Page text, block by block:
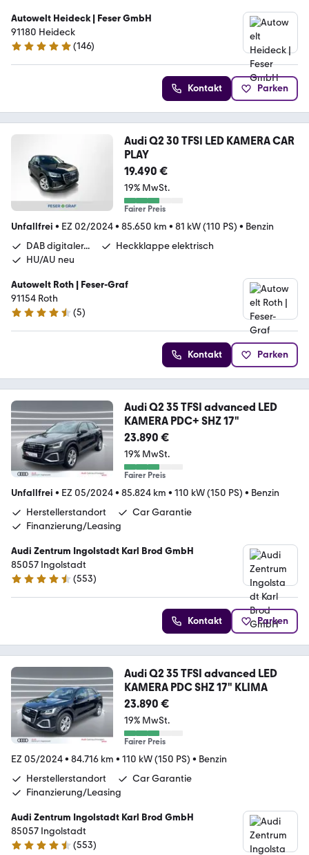
Autowelt Heideck | Feser GmbH
91180 Heideck
4.8 Sterne
(146)
Kontakt Parken
Audi Q2 30 TFSI LED KAMERA CAR
PLAY
19.490 €
19% MwSt.
Fairer Preis
Unfallfrei • EZ 02/2024• 85.650 km • 81 kW (110 PS) • Benzin
DAB digitaler...
Heckklappe elektrisch
HU/AU neu
Autowelt Roth | Feser-Graf
91154 Roth
4.4 Sterne
(5)
Kontakt Parken
Audi Q2 35 TFSI advanced LED
KAMERA PDC+ SHZ 17"
23.890 €
19% MwSt.
Fairer Preis
Unfallfrei • EZ 05/2024• 85.824 km • 110 kW (150 PS) • Benzin
Herstellerstandort
Car Garantie
Finanzierung/Leasing
Audi Zentrum Ingolstadt Karl Brod GmbH
85057 Ingolstadt
4.7 Sterne
(553)
Kontakt Parken
Audi Q2 35 TFSI advanced LED
KAMERA PDC SHZ 17" KLIMA
23.890 €
19% MwSt.
Fairer Preis
EZ 05/2024• 84.716 km • 110 kW (150 PS) • Benzin
Herstellerstandort
Car Garantie
Finanzierung/Leasing
Audi Zentrum Ingolstadt Karl Brod GmbH
85057 Ingolstadt
4.7 Sterne
(553)